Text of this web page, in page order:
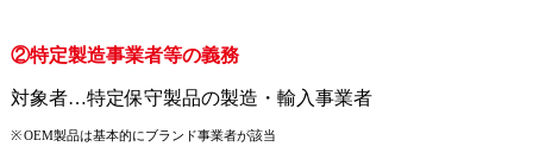
②特定製造事業者等の義務
対象者…特定保守製品の製造・輸入事業者
OEM製品は基本的にブランド事業者が該当